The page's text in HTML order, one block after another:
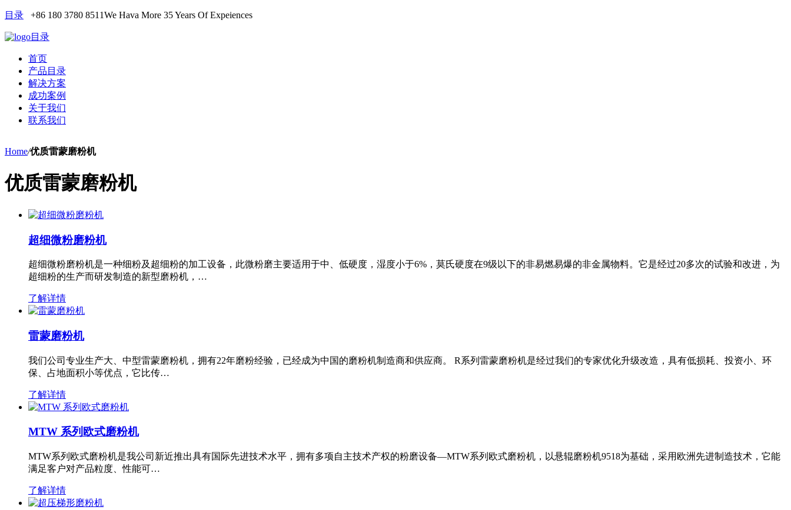
目录 +86 180 3780 8511We Hava More 35 Years Of Expeiences
目录
首页
产品目录
解决方案
成功案例
关于我们
联系我们
Home/优质雷蒙磨粉机
优质雷蒙磨粉机
超细微粉磨粉机
超细微粉磨粉机是一种细粉及超细粉的加工设备，此微粉磨主要适用于中、低硬度，湿度小于6%，莫氏硬度在9级以下的非易燃易爆的非金属物料。它是经过20多次的试验和改进，为
超细粉的生产而研发制造的新型磨粉机，…
了解详情
雷蒙磨粉机
我们公司专业生产大、中型雷蒙磨粉机，拥有22年磨粉经验，已经成为中国的磨粉机制造商和供应商。 R系列雷蒙磨粉机是经过我们的专家优化升级改造，具有低损耗、投资小、环
保、占地面积小等优点，它比传…
了解详情
MTW 系列欧式磨粉机
MTW系列欧式磨粉机是我公司新近推出具有国际先进技术水平，拥有多项自主技术产权的粉磨设备—MTW系列欧式磨粉机，以悬辊磨粉机9518为基础，采用欧洲先进制造技术，它能
满足客户对产品粒度、性能可…
了解详情